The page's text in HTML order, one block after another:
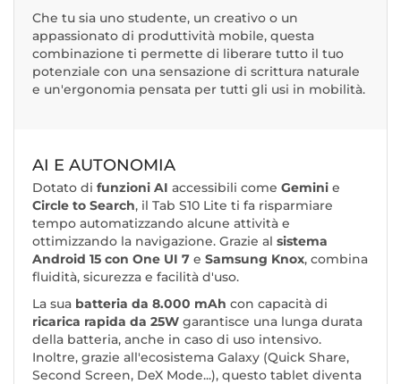
Che tu sia uno studente, un creativo o un
appassionato di produttività mobile, questa
combinazione ti permette di liberare tutto il tuo
potenziale con una sensazione di scrittura naturale
e un'ergonomia pensata per tutti gli usi in mobilità.
AI E AUTONOMIA
Dotato di funzioni AI accessibili come Gemini e
Circle to Search, il Tab S10 Lite ti fa risparmiare
tempo automatizzando alcune attività e
ottimizzando la navigazione. Grazie al sistema
Android 15 con One UI 7 e Samsung Knox, combina
fluidità, sicurezza e facilità d'uso.
La sua batteria da 8.000 mAh con capacità di
ricarica rapida da 25W garantisce una lunga durata
della batteria, anche in caso di uso intensivo.
Inoltre, grazie all'ecosistema Galaxy (Quick Share,
Second Screen, DeX Mode...), questo tablet diventa